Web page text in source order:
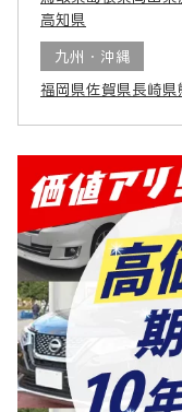
高知県
九州・沖縄
福岡県佐賀県長崎県